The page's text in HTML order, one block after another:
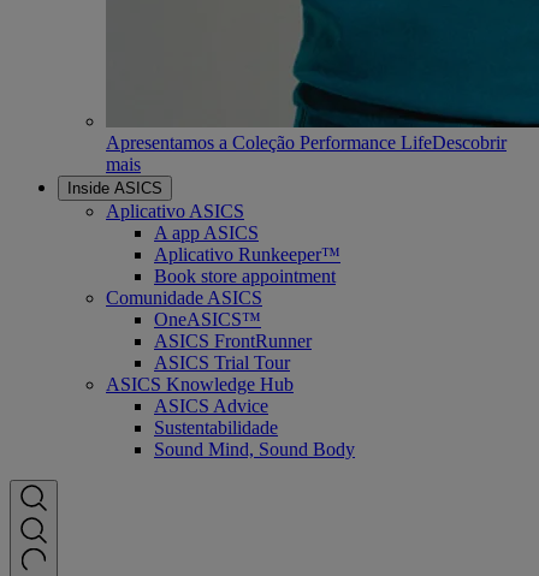
Apresentamos a Coleção Performance LifeDescobrir
mais
Inside ASICS
Aplicativo ASICS
A app ASICS
Aplicativo Runkeeper™
Book store appointment
Comunidade ASICS
OneASICS™
ASICS FrontRunner
ASICS Trial Tour
ASICS Knowledge Hub
ASICS Advice
Sustentabilidade
Sound Mind, Sound Body